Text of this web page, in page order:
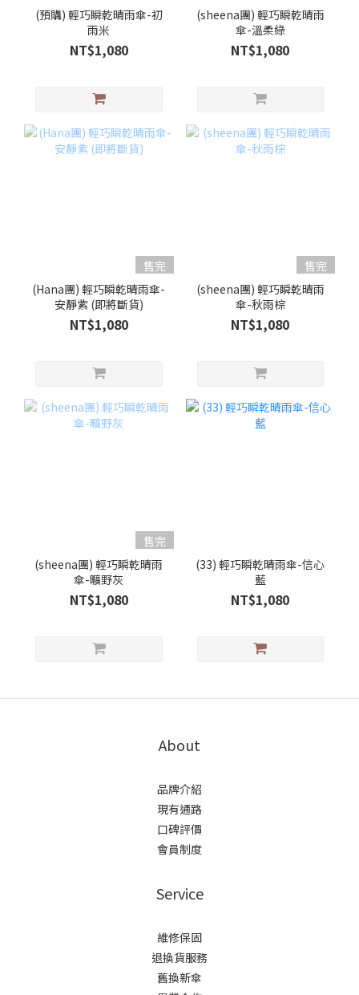
(預購) 輕巧瞬乾晴雨傘-初
雨米
NT$1,080
(sheena團) 輕巧瞬乾晴雨
傘-溫柔綠
NT$1,080
售完
(Hana團) 輕巧瞬乾晴雨傘-
安靜紫 (即將斷貨)
NT$1,080
售完
(sheena團) 輕巧瞬乾晴雨
傘-秋雨棕
NT$1,080
售完
(sheena團) 輕巧瞬乾晴雨
傘-曠野灰
NT$1,080
(33) 輕巧瞬乾晴雨傘-信心
藍
NT$1,080
About
品牌介紹
現有通路
口碑評價
會員制度
Service
維修保固
退換貨服務
舊換新傘